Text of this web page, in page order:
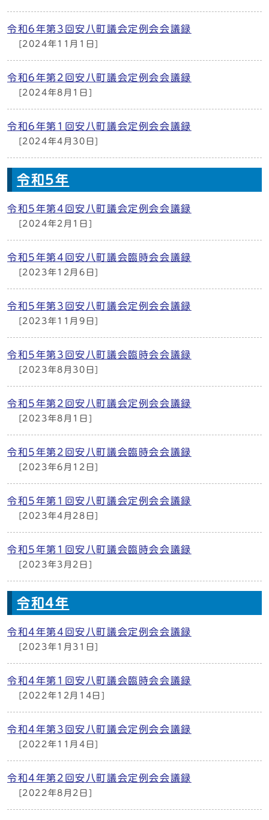
令和6年第3回安八町議会定例会会議録
[2024年11月1日]
令和6年第2回安八町議会定例会会議録
[2024年8月1日]
令和6年第1回安八町議会定例会会議録
[2024年4月30日]
令和5年
令和5年第4回安八町議会定例会会議録
[2024年2月1日]
令和5年第4回安八町議会臨時会会議録
[2023年12月6日]
令和5年第3回安八町議会定例会会議録
[2023年11月9日]
令和5年第3回安八町議会臨時会会議録
[2023年8月30日]
令和5年第2回安八町議会定例会会議録
[2023年8月1日]
令和5年第2回安八町議会臨時会会議録
[2023年6月12日]
令和5年第1回安八町議会定例会会議録
[2023年4月28日]
令和5年第1回安八町議会臨時会会議録
[2023年3月2日]
令和4年
令和4年第4回安八町議会定例会会議録
[2023年1月31日]
令和4年第1回安八町議会臨時会会議録
[2022年12月14日]
令和4年第3回安八町議会定例会会議録
[2022年11月4日]
令和4年第2回安八町議会定例会会議録
[2022年8月2日]